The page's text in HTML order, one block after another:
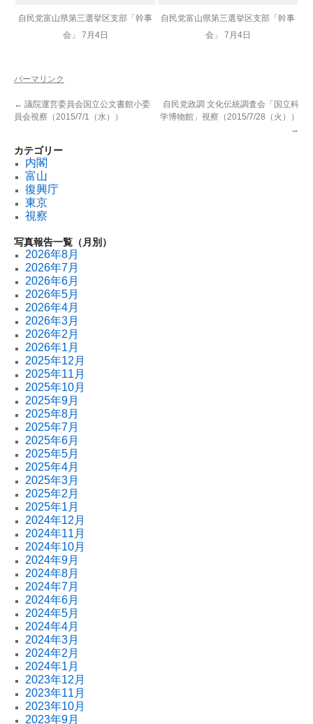
自民党富山県第三選挙区支部「幹事
会」 7月4日
自民党富山県第三選挙区支部「幹事
会」 7月4日
パーマリンク
← 議院運営委員会国立公文書館小委
員会視察（2015/7/1（水））
自民党政調 文化伝統調査会「国立科
学博物館」視察（2015/7/28（火））
→
カテゴリー
内閣
富山
復興庁
東京
視察
写真報告一覧（月別）
2026年8月
2026年7月
2026年6月
2026年5月
2026年4月
2026年3月
2026年2月
2026年1月
2025年12月
2025年11月
2025年10月
2025年9月
2025年8月
2025年7月
2025年6月
2025年5月
2025年4月
2025年3月
2025年2月
2025年1月
2024年12月
2024年11月
2024年10月
2024年9月
2024年8月
2024年7月
2024年6月
2024年5月
2024年4月
2024年3月
2024年2月
2024年1月
2023年12月
2023年11月
2023年10月
2023年9月